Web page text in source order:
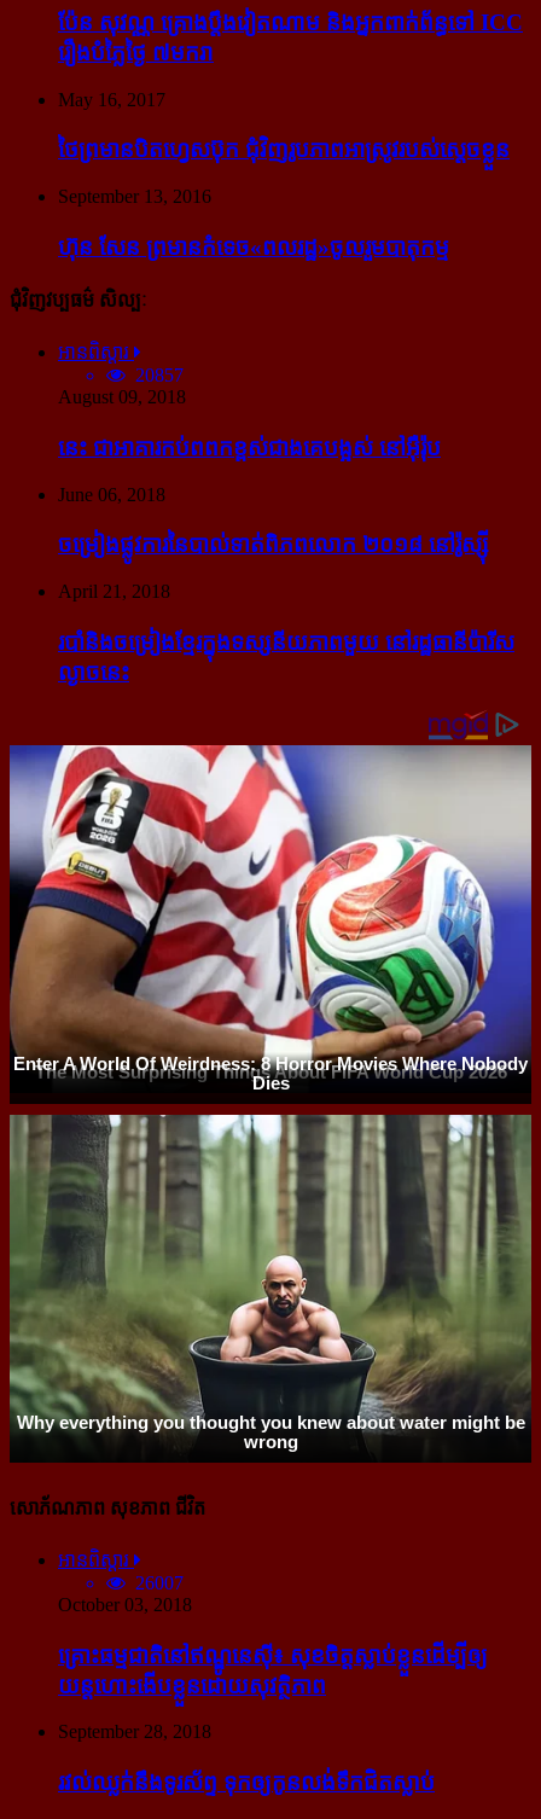
ប៉ែន សុវណ្ណ គ្រោង​ប្តឹង​វៀតណាម និង​អ្នក​ពាក់​ព័ន្ធ​ទៅ ICC
រឿង​បំភ្លៃ​ថ្ងៃ ៧​មករា
May 16, 2017
ថៃ​ព្រមាន​បិត​ហ្វេសប៊ុក ជុំ​វិញ​រូបភាព​អាស្រូវ​របស់​ស្ដេច​ខ្លួន
September 13, 2016
ហ៊ុន សែន ព្រមាន​កំទេច​«ពលរដ្ឋ»​ចូលរួម​បាតុកម្ម
ជុំវិញវប្បធម៌ សិល្បៈ
អានពិស្ដារ
20857
August 09, 2018
នេះ ជា​អាគារ​កប់​ពពក​ខ្ពស់​ជាង​គេ​បង្អស់ នៅ​អ៊ឺរ៉ុប
June 06, 2018
ចម្រៀង​ផ្លូវការ​នៃ​បាល់ទាត់​ពិភពលោក ២០១៨ នៅ​រ៉ូស្ស៊ី
April 21, 2018
របាំ​និង​ចម្រៀង​ខ្មែរ​ក្នុង​ទស្សនីយភាព​មួយ នៅ​រដ្ឋធានី​ប៉ារីស​
ល្ងាច​នេះ
សោភ័ណភាព សុខភាព ជីវិត
អានពិស្ដារ
26007
October 03, 2018
គ្រោះធម្មជាតិនៅឥណ្ឌូនេស៊ី៖ សុខចិត្ត​ស្លាប់​ខ្លួន​ដើម្បី​ឲ្យ​
យន្ដហោះ​ងើប​ខ្លួន​ដោយ​សុវត្ថិភាព
September 28, 2018
រវល់​ឈ្លក់​នឹង​ទូរស័ព្ទ ទុក​ឲ្យ​កូន​លង់​ទឹក​ជិត​ស្លាប់